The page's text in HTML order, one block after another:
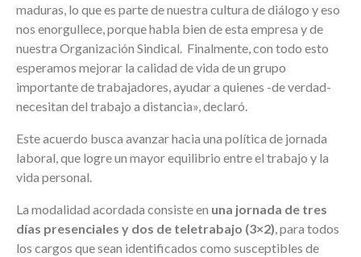
maduras, lo que es parte de nuestra cultura de diálogo y eso
nos enorgullece, porque habla bien de esta empresa y de
nuestra Organización Sindical. Finalmente, con todo esto
esperamos mejorar la calidad de vida de un grupo
importante de trabajadores, ayudar a quienes -de verdad-
necesitan del trabajo a distancia», declaró.
Este acuerdo busca avanzar hacia una política de jornada
laboral, que logre un mayor equilibrio entre el trabajo y la
vida personal.
La modalidad acordada consiste en una jornada de tres
días presenciales y dos de teletrabajo (3×2) , para todos
los cargos que sean identificados como susceptibles de